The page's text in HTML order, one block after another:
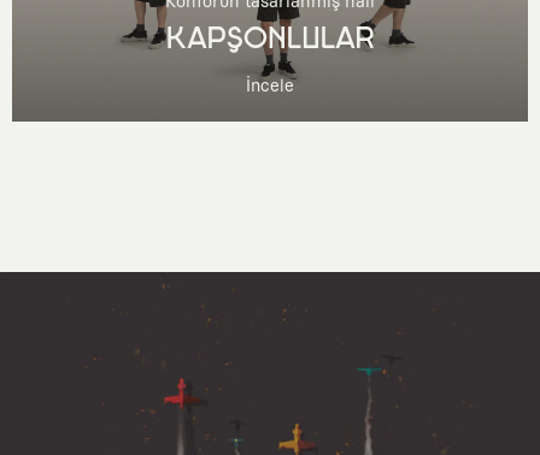
KAPŞONLULAR
İncele